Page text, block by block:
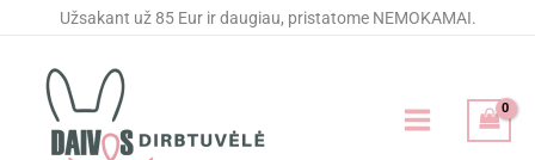
Užsakant už 85 Eur ir daugiau, pristatome NEMOKAMAI.